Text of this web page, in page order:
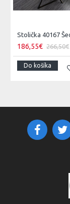
Stolička 40167
186,55€ 266,50€
Do košíka